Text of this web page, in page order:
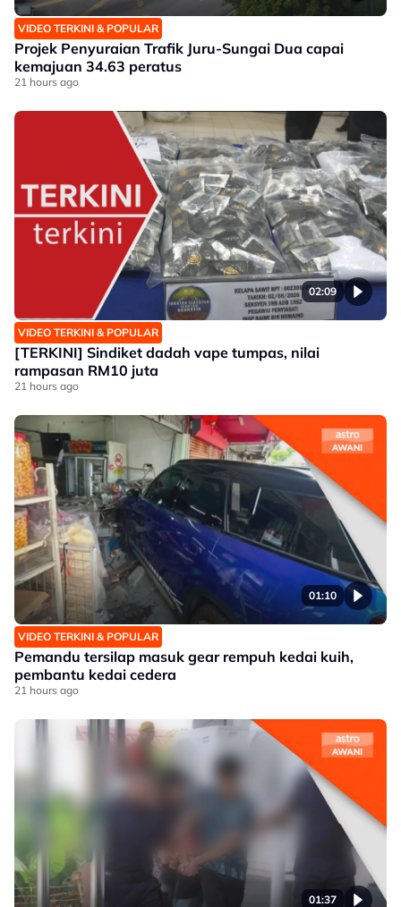
VIDEO TERKINI & POPULAR
Projek Penyuraian Trafik Juru-Sungai Dua capai
kemajuan 34.63 peratus
21 hours ago
02:09
VIDEO TERKINI & POPULAR
[TERKINI] Sindiket dadah vape tumpas, nilai
rampasan RM10 juta
21 hours ago
01:10
VIDEO TERKINI & POPULAR
Pemandu tersilap masuk gear rempuh kedai kuih,
pembantu kedai cedera
21 hours ago
01:37